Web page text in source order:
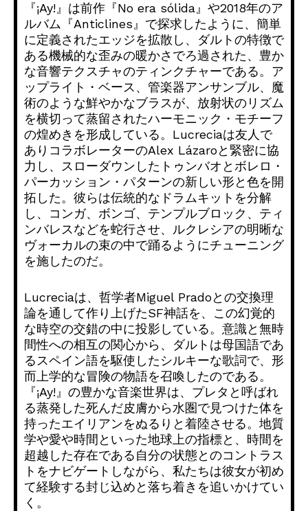
『¡Ay!』は前作『No era sólida』や2018年のア
ルバム『Anticlines』 で探求したように、簡単
に定義されたエッジを拡散し、 ダルトの特徴で
ある機械的な歪みの暖かさでろ過された、 豊か
な音響テクスチャのティンクチャーである。ア
ップライト・ ベース、管楽器アンサンブル、魔
術のような鮮やかなブラスが、 放射状のリズム
を横切って蒸留されたハーモニック・ モチーフ
の煌めきを形成している。 Lucreciaは友人で
ありコラボレーターのAlex Lázaroと緊密に協
力し、 スローダウンしたトゥンバオとボレロ・
パーカッション・ パターンの新しい形と色を開
拓した。 彼らは伝統的なドラムキットを分解
し、コンガ、ボンゴ、 テンプルブロック、ティ
ンバレスなどを蛇行させ、 ルクレシアの明晰な
ヴォーカルの束の中で踊るようにチューニング
を施したのだ。
Lucreciaは、哲学者Miguel Pradoとの交換理
論を通して作り上げたSF神話を、 この幻覚的
な時空の交錯の中に投影している。 意識と無時
間性への相互の関心から、 ダルトは母国語であ
るスペイン語を駆使したシルキーな歌詞で、 形
而上学的な冒険の物語を召喚したのである。
『¡Ay!』 の豊かな音楽世界は、 プレタと呼ばれ
る蒸発した死んだ皮膚から水圏で見つけた体を
持ったエイリアンをぬるりと着陸させる。 地質
学や愛や時間といった地球上の指標と、 時間を
超越した存在である自分の状態とのコントラス
トをナビゲー トしながら、 私たちは彼女が初め
て経験する封じ込めと落ち着きを追いかけてい
く。